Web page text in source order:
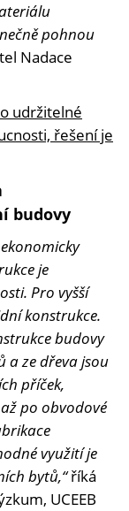
pohnou
Nadace
udržitelné
řešení je
budovy
je
Pro vyšší
konstrukce.
budovy
a ze dřeva jsou
příček,
po obvodové
využití je
bytů,“říká
UCEEB